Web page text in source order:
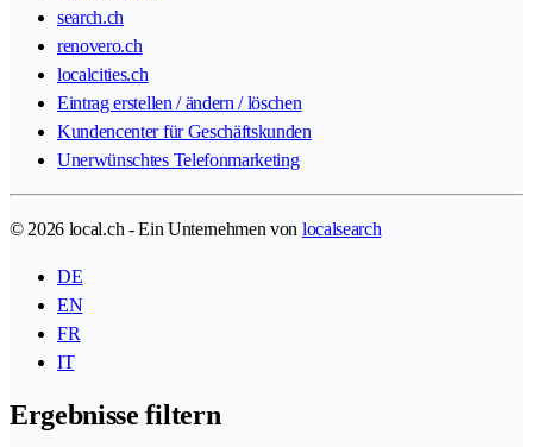
search.ch
renovero.ch
localcities.ch
Eintrag erstellen / ändern / löschen
Kundencenter für Geschäftskunden
Unerwünschtes Telefonmarketing
© 2026 local.ch - Ein Unternehmen von localsearch
DE
EN
FR
IT
Ergebnisse filtern